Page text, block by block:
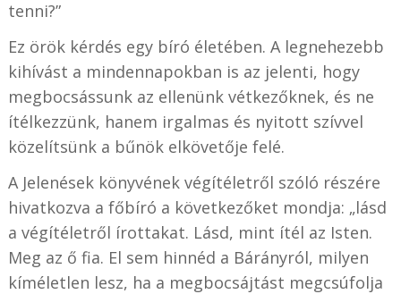
tenni?”
Ez örök kérdés egy bíró életében. A legnehezebb
kihívást a mindennapokban is az jelenti, hogy
megbocsássunk az ellenünk vétkezőknek, és ne
ítélkezzünk, hanem irgalmas és nyitott szívvel
közelítsünk a bűnök elkövetője felé.
A Jelenések könyvének végítéletről szóló részére
hivatkozva a főbíró a következőket mondja: „lásd
a végítéletről írottakat. Lásd, mint ítél az Isten.
Meg az ő fia. El sem hinnéd a Bárányról, milyen
kíméletlen lesz, ha a megbocsájtást megcsúfolja